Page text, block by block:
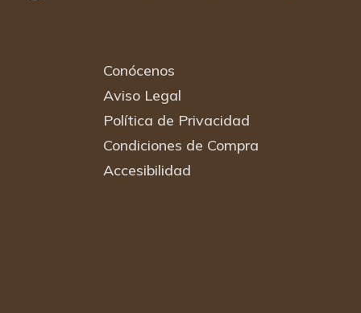
Conócenos
Aviso Legal
Política de Privacidad
Condiciones de Compra
Accesibilidad